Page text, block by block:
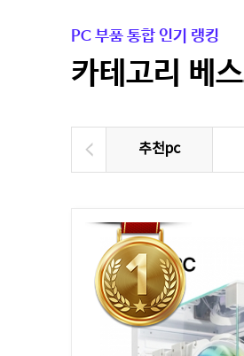
PC 부품 통합 인기 랭킹
카테고리 베
추천pc